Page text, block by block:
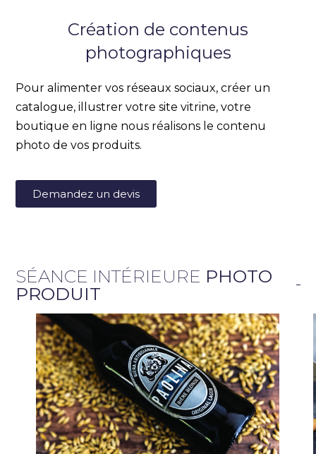
Création de contenus
photographiques
Pour alimenter vos réseaux sociaux, créer un
catalogue, illustrer votre site vitrine, votre
boutique en ligne nous réalisons le contenu
photo de vos produits.
Demandez un devis
SÉANCE INTÉRIEURE PHOTO
PRODUIT